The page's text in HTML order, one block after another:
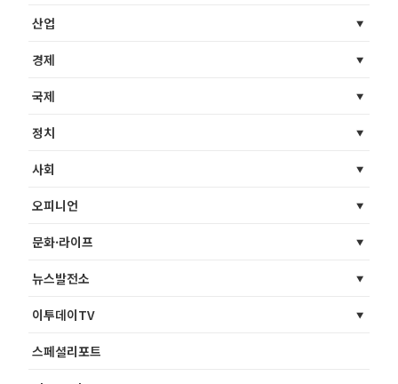
산업
경제
국제
정치
사회
오피니언
문화·라이프
뉴스발전소
이투데이TV
스페셜리포트